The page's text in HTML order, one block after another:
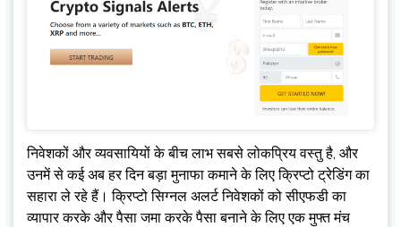
निवेशकों और व्यवसायियों के बीच लाभ सबसे लोकप्रिय वस्तु है, और
उनमें से कई अब हर दिन बड़ा मुनाफा कमाने के लिए क्रिप्टो ट्रेडिंग का
सहारा ले रहे हैं। क्रिप्टो सिग्नल अलर्ट निवेशकों को सीएफडी का
व्यापार करके और पैसा जमा करके पैसा बनाने के लिए एक मुफ्त मंच